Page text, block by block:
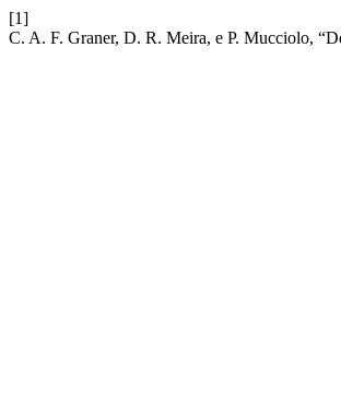
[1]
C. A. F. Graner, D. R. Meira, e P. Mucciolo,